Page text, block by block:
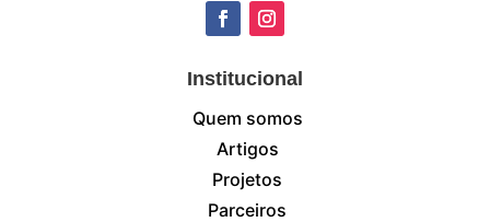
Institucional
Quem somos
Artigos
Projetos
Parceiros